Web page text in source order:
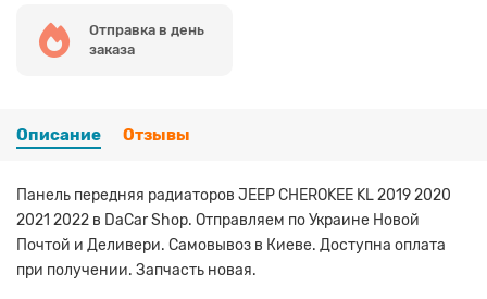
Отправка в день
заказа
Описание Отзывы
Панель передняя радиаторов JEEP CHEROKEE KL 2019 2020
2021 2022 в DaCar Shop. Отправляем по Украине Новой
Почтой и Деливери. Самовывоз в Киеве. Доступна оплата
при получении. Запчасть новая.